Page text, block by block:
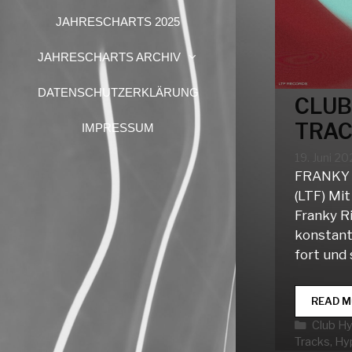
JAHRESCHARTS 2025
JAHRESCHARTS ARCHIV
DATENSCHUTZERKLÄRUNG
IMPRESSUM
(LTF) Mit
Franky
fort und
READ
Club
Tracks,